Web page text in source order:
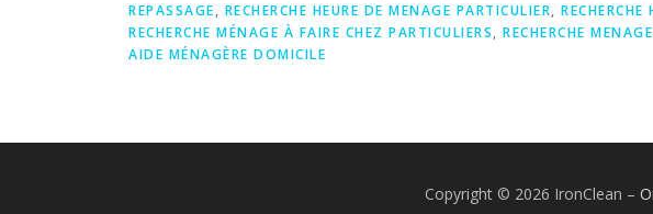
REPASSAGE, RECHERCHE HEURE DE MENAGE PARTICULIER,
RECHERCHE MÉNAGE À FAIRE CHEZ PARTICULIERS, RECHERCHE
AIDE MÉNAGÈRE DOMICILE
Copyright © 2026 IronClean –